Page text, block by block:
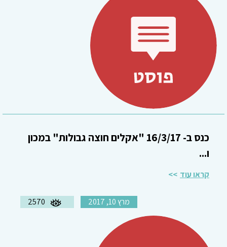
כנס ב- 16/3/17 "אקלים חוצה גבולות" במכון
ו...
קראו עוד
מרץ 10, 2017 2570